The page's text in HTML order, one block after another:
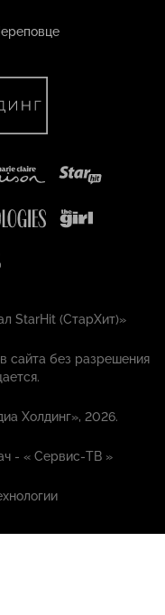
StarHit (СтарХит)»
сайта без разрешения
Холдинг», 2026.
- «Сервис-ТВ »